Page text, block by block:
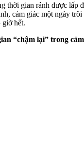
thời gian rảnh được lấp
cảm giác một ngày
giờ hết.
“chậm lại” trong